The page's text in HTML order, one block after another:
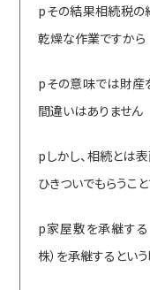
pその結果相続税の
乾燥な作業ですから
pその意味では財産
間違いはありません
pしかし、相続とは
ひきついでもらうこ
p家屋敷を承継す
株）を承継するとい